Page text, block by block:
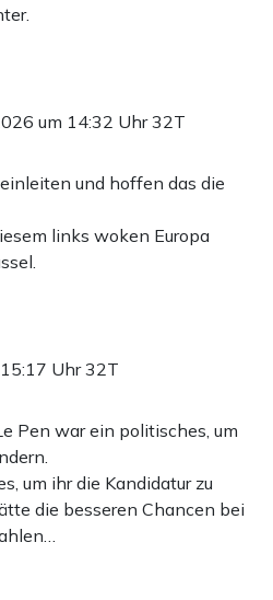
um 14:32 Uhr32T
und hoffen das die
links woken Europa
Uhr32T
Pen war ein politisches, um
um ihr die Kandidatur zu
die besseren Chancen bei